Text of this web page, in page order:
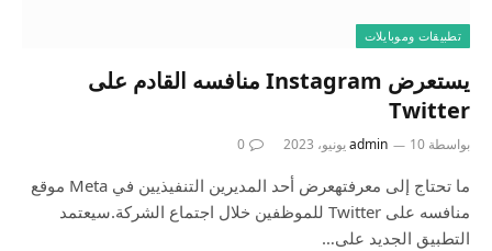
تطبيقات وموبايلات
يستعرض Instagram منافسه القادم على
Twitter
بواسطة admin 10 يونيو، 2023 0
ما تحتاج إلى معرفتهعرض أحد المديرين التنفيذيين في Meta موقع
منافسه على Twitter للموظفين خلال اجتماع الشركة.سيعتمد
التطبيق الجديد على…